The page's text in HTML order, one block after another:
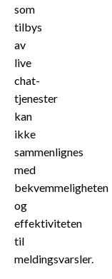
som
tilbys
av
live
chat-
tjenester
kan
ikke
sammenlignes
med
bekvemmeligheten
og
effektiviteten
til
meldingsvarsler.